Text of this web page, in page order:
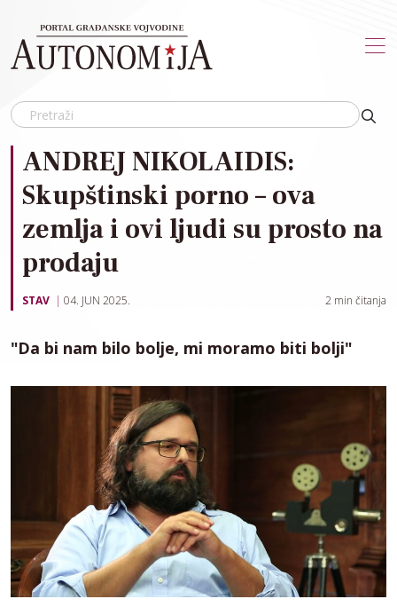
ANDREJ NIKOLAIDIS:
Skupštinski porno – ova
zemlja i ovi ljudi su prosto na
prodaju
STAV 04. JUN 2025. 2 min čitanja
"Da bi nam bilo bolje, mi moramo biti bolji"